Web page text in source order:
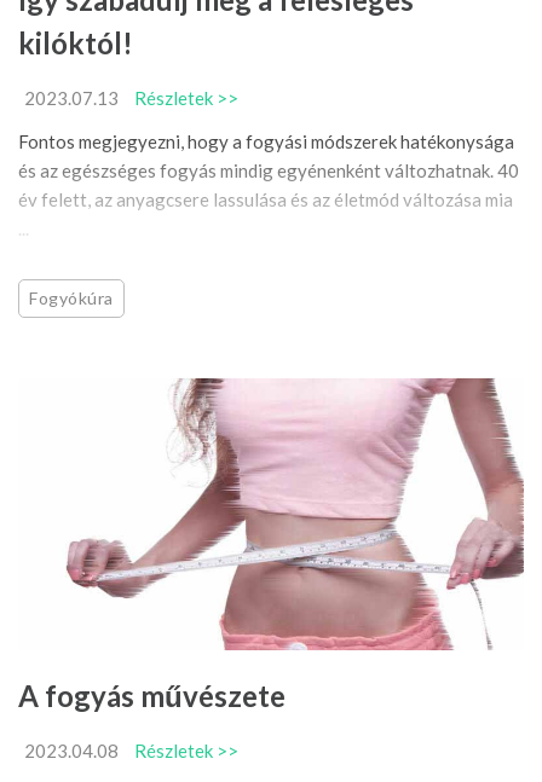
kilóktól!
2023.07.13
Részletek >>
Fontos megjegyezni, hogy a fogyási módszerek hatékonysága
és az egészséges fogyás mindig egyénenként változhatnak. 40
év felett, az anyagcsere lassulása és az életmód változása mia
...
Fogyókúra
A fogyás művészete
2023.04.08
Részletek >>